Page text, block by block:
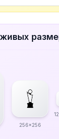
256x256